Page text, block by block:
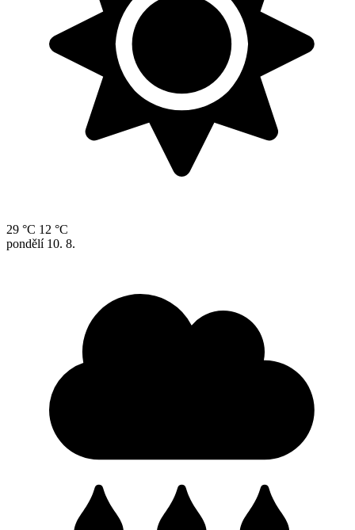
29 °C 12 °C
pondělí 10. 8.